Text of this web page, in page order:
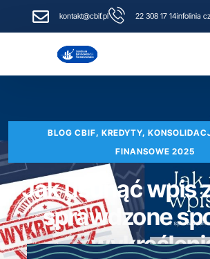
kontakt@cbif.pl 22 308 17 14infolinia
BLOG CBIF, KREDYTY,
FINANSOWE 2025
Jak usunąć wpis
sprawdzone